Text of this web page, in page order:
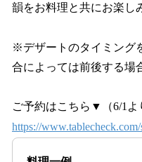
韻をお料理と共にお楽し
※デザートのタイミング
合によっては前後する場
ご予約はこちら▼（6/1よ
https://